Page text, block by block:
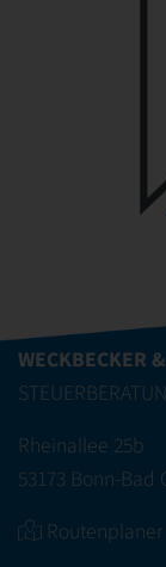
WECKBECKER
Rheinallee 25b
53173 Bonn-Bad
Routenplaner